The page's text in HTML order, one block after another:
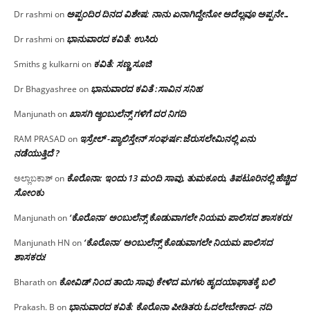
Dr rashmi on ಅಪ್ಪಂದಿರ ದಿನದ ವಿಶೇಷ: ನಾನು ಏನಾಗಿದ್ದೇನೋ‌ ಅದೆಲ್ಲವೂ ಅಪ್ಪನೇ…
Dr rashmi on ಭಾನುವಾರದ ಕವಿತೆ: ಉಸಿರು
Smiths g kulkarni on ಕವಿತೆ: ಸಣ್ಣ ಸೂಜಿ
Dr Bhagyashree on ಭಾನುವಾರದ ಕವಿತೆ :ಸಾವಿನ ಸನಿಹ
Manjunathonಖಾಸಗಿ ಆ್ಯಂಬುಲೆನ್ಸ್ ಗಳಿಗೆ ದರ ನಿಗದಿ
RAM PRASAD on ಇಸ್ರೇಲ್ -ಪ್ಯಾಲಿಸ್ತೇನ್ ಸಂಘರ್ಷ:ಜೆರುಸಲೇಮಿನಲ್ಲಿ ಏನು
ನಡೆಯುತ್ತಿದೆ ?
ಅಲ್ಲಾಬಕಾಶ್on ಕೊರೊನಾ: ಇಂದು 13 ಮಂದಿ ಸಾವು, ತುಮಕೂರು, ತಿಪಟೂರಿನಲ್ಲಿ ಹೆಚ್ಚಿದ
ಸೋಂಕು
Manjunathon ‘ಕೊರೊನಾ’ ಅಂಬುಲೆನ್ಸ್ ಕೊಡುವಾಗಲೇ ನಿಯಮ ಪಾಲಿಸದ ಶಾಸಕರು!
Manjunath HN on ‘ಕೊರೊನಾ’ ಅಂಬುಲೆನ್ಸ್ ಕೊಡುವಾಗಲೇ ನಿಯಮ ಪಾಲಿಸದ
ಶಾಸಕರು!
Bharathon ಕೋವಿಡ್ ನಿಂದ ತಾಯಿ ಸಾವು ಕೇಳಿದ ಮಗಳು ಹೃದಯಾಘಾತಕ್ಕೆ ಬಲಿ
Prakash. B on ಭಾನುವಾರದ ಕವಿತೆ: ಕೊರೊನಾ ಪೀಡಿತರು ಓದಲೇಬೇಕಾದ- ನದಿ